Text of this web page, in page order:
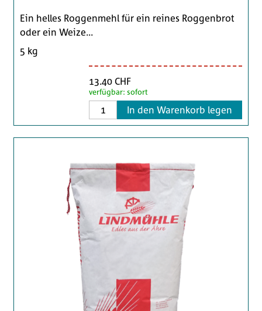
Ein helles Roggenmehl für ein reines Roggenbrot
oder ein Weize...
5 kg
13.40 CHF
verfügbar: sofort
In den Warenkorb legen